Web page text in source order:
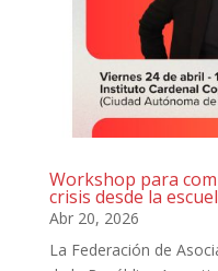
Workshop para
crisis desde la
Abr 20, 2026
La Federación de